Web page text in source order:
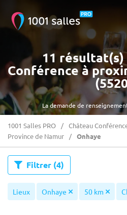
La demande de
11 résultat(s)
Conférence à
1001 Salles PRO Château
Province de Namur
Onhaye
Filtrer (4)
Lieux Onhaye 50 km